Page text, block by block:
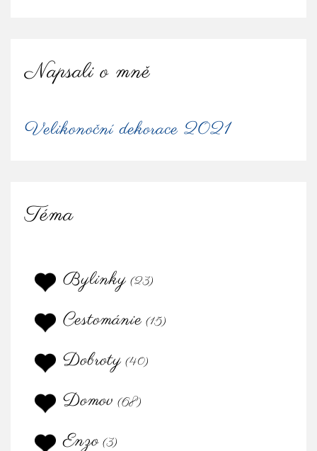
Napsali o mně
Velikonoční dekorace 2021
Téma
Bylinky (23)
Cestománie (15)
Dobroty (40)
Domov (68)
Enzo (3)